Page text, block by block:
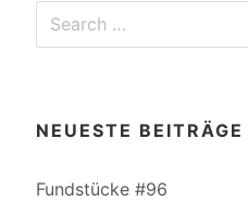
Search
NEUESTE BEITRÄGE
Fundstücke #96